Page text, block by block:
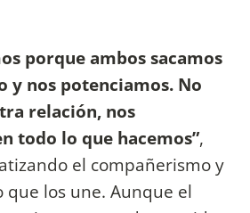
porque ambos sacamos
y nos potenciamos. No
relación, nos
todo lo que hacemos”,
el compañerismo y
los une. Aunque el